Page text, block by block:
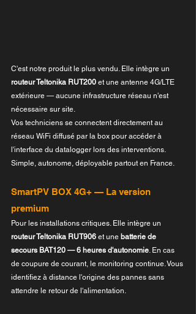
C'est notre produit le plus vendu. Elle intègre un
routeur Teltonika RUT200 et une antenne 4G/LTE
extérieure — aucune infrastructure réseau n'est
nécessaire sur site.
Vos techniciens se connectent directement au
réseau WiFi diffusé par la box pour accéder à
l'interface du datalogger lors des interventions.
Simple, autonome, déployable partout en France.
SmartPV BOX 4G+ — La version
premium
Pour les installations critiques. Elle intègre un
routeur Teltonika RUT906 et une batterie de
secours BAT120 — 6 heures d'autonomie. En cas
de coupure de courant, le monitoring continue. Vous
identifiez à distance l'origine des pannes sans
attendre le retour de l'alimentation.